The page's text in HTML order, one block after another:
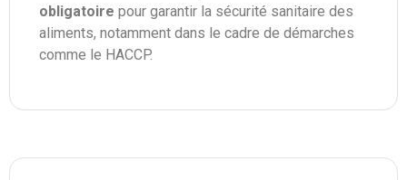
obligatoire pour garantir la sécurité sanitaire des
aliments, notamment dans le cadre de démarches
comme le HACCP.